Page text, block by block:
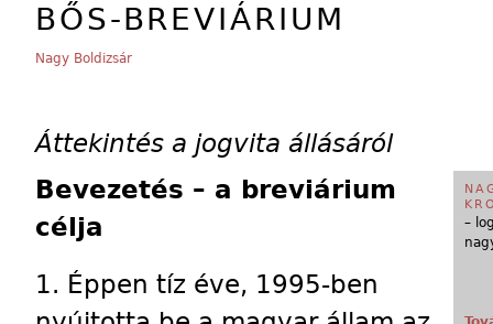
BŐS-BREVIÁRIUM
Nagy Boldizsár
Áttekintés a jogvita állásáról
–
Bevezetés – a breviárium
célja
1. Éppen tíz éve, 1995-ben